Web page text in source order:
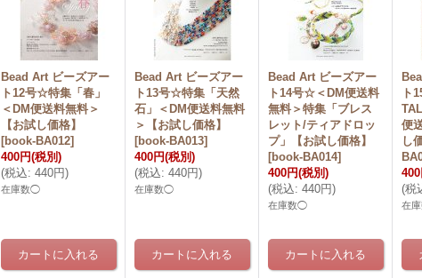
Bead Art ビーズアー
ト12号☆特集「春」
＜DM便送料無料＞
【お試し価格】
[book-BA012]
400円(税別)
(税込: 440円)
在庫数◯
Bead Art ビーズアー
ト13号☆特集「天然
石」＜DM便送料無料
＞【お試し価格】
[book-BA013]
400円(税別)
(税込: 440円)
在庫数◯
Bead Art ビーズアー
ト14号☆＜DM便送料
無料＞特集「ブレス
レット/ティアドロッ
プ」【お試し価格】
[book-BA014]
400円(税別)
(税込: 440円)
在庫数◯
ト
便
し
(税
在